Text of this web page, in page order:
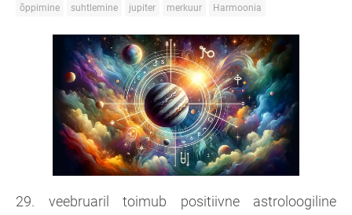
õppimine suhtlemine jupiter merkuur Harmoonia
29. veebruaril toimub positiivne astroloogiline